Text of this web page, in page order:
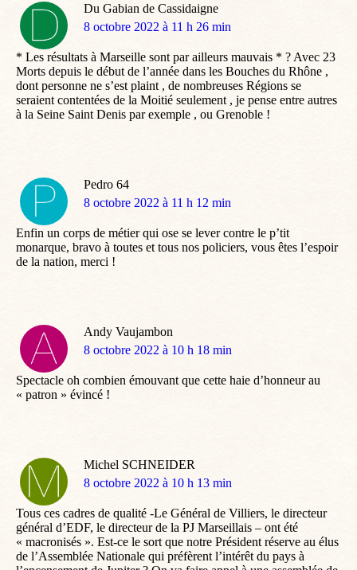
Du Gabian de Cassidaigne
dit
8 octobre 2022 à 11 h 26 min
* Les résultats à Marseille sont par ailleurs mauvais * ? Avec 23
Morts depuis le début de l’année dans les Bouches du Rhône ,
dont personne ne s’est plaint , de nombreuses Régions se
seraient contentées de la Moitié seulement , je pense entre autres
à la Seine Saint Denis par exemple , ou Grenoble !
Pedro 64
dit
8 octobre 2022 à 11 h 12 min
Enfin un corps de métier qui ose se lever contre le p’tit
monarque, bravo à toutes et tous nos policiers, vous êtes l’espoir
de la nation, merci !
Andy Vaujambon
dit
8 octobre 2022 à 10 h 18 min
Spectacle oh combien émouvant que cette haie d’honneur au
« patron » évincé !
Michel SCHNEIDER
dit
8 octobre 2022 à 10 h 13 min
Tous ces cadres de qualité -Le Général de Villiers, le directeur
général d’EDF, le directeur de la PJ Marseillais – ont été
« macronisés ». Est-ce le sort que notre Président réserve au élus
de l’Assemblée Nationale qui préfèrent l’intérêt du pays à